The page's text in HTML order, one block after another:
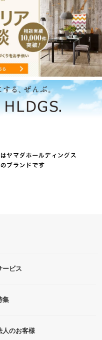
ービス
集
人のお客様